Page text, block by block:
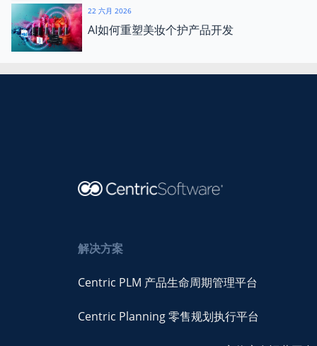
22 六月 2026
AI如何重塑美妆个护产品开发
解决方案
Centric PLM 产品生命周期管理平台
Centric Planning 零售规划执行平台